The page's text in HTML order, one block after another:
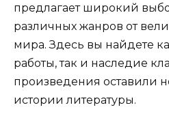
предлагает широкий
различных жанров от
мира. Здесь вы найдете
работы, так и наследие
произведения оставили
истории литературы.